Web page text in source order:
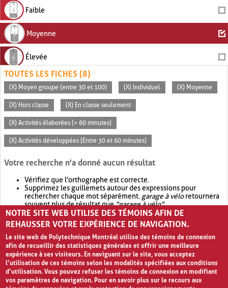
Faible
Moyenne
Élevée
TOUTES LES FICHES (8)
(X) Moyen groupe (entre 30 et 100) (X) Individuel (X) Moyenne
(X) Hors classe (X) En classe seulement
(X) Activités élaborées (> 60 minutes)
(X) Activités développées (Entre 30 et 60 minutes)
Votre recherche n'a donné aucun résultat
Vérifiez que l'orthographe est correcte.
Supprimez les guillemets autour des expressions pour
rechercher chaque mot séparément. garage à véloretournera
souvent plus de résultat que"garage à vélo".
Envisagez d'élargir votre recherche avec OR.garage OR vélo
retournera souvent plus de résultat quegarage à vélo
NOTRE SITE WEB UTILISE DES TÉMOINS AFIN DE
REHAUSSER VOTRE EXPÉRIENCE DE NAVIGATION.
Le site web de Polytechnique Montréal utilise des témoins de connexion
afin de recueillir des statistiques générales et offrir une meilleure
expérience à ses visiteurs. En naviguant sur le site, vous acceptez
l’utilisation de ces témoins selon les modalités spécifiées aux conditions
d’utilisation. Vous pouvez refuser les témoins de connexion en modifiant
vos paramètres de navigation. Pour en savoir plus sur le recours aux